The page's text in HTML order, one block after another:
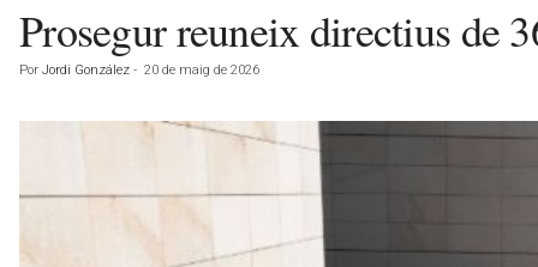
Prosegur reuneix directius de
Por Jordi González - 20 de maig de 2026